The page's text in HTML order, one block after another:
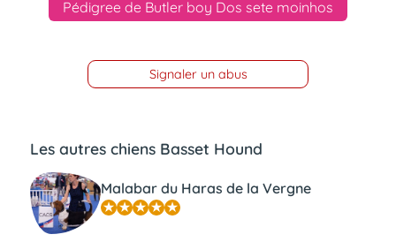
Pédigree de Butler boy Dos sete moinhos
Signaler un abus
Les autres chiens Basset Hound
Malabar du Haras de la Vergne